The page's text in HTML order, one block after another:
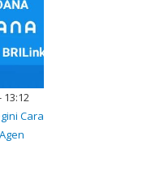
Cara